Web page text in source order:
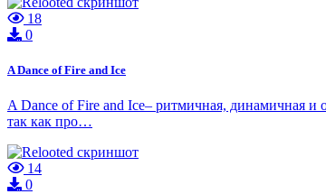
18
0
A Dance of Fire and Ice
A Dance of Fire and Ice– ритмичная, динамичная и
так как про…
14
0